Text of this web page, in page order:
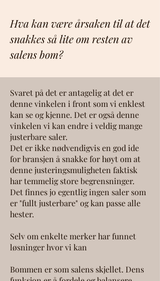
Hva kan være årsaken til at det
snakkes så lite om resten av
salens bom?
Svaret på det er antagelig at det er
denne vinkelen i front som vi enklest
kan se og kjenne. Det er også denne
vinkelen vi kan endre i veldig mange
justerbare saler.
Det er ikke nødvendigvis en god ide
for bransjen å snakke for høyt om at
denne justeringsmuligheten faktisk
har temmelig store begrensninger.
Det finnes jo egentlig ingen saler som
er "fullt justerbare" og kan passe alle
hester.
Selv om enkelte merker har funnet
løsninger hvor vi kan
Bommen er som salens skjellet. Dens